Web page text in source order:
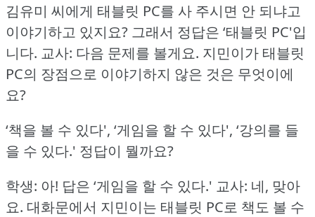
김유미 씨에게 태블릿 PC를 사 주시면 안 되냐고
이야기하고 있지요? 그래서 정답은 ‘태블릿 PC'입
니다. 교사: 다음 문제를 볼게요. 지민이가 태블릿
PC의 장점으로 이야기하지 않은 것은 무엇이에
요?
‘책을 볼 수 있다', ‘게임을 할 수 있다', ‘강의를 들
을 수 있다.' 정답이 뭘까요?
학생: 아! 답은 ‘게임을 할 수 있다.' 교사: 네, 맞아
요. 대화문에서 지민이는 태블릿 PC로 책도 볼 수